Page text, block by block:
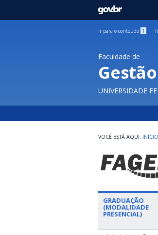
GOVBR
Ir para o conteúdo 1
Faculdade de
UNIVERSIDADE
INÍCIO
GRADUAÇÃO
(MODALIDADE
PRESENCIAL)